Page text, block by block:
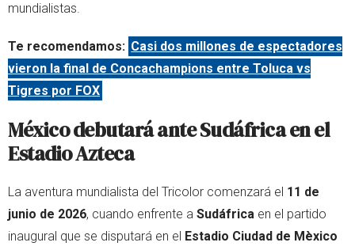
mundialistas.
Te recomendamos: Casi dos millones de espectadores
vieron la final de Concachampions entre Toluca vs
Tigres por FOX
México debutará ante Sudáfrica en el
Estadio Azteca
La aventura mundialista del Tricolor comenzará el 11 de
junio de 2026, cuando enfrente a Sudáfrica en el partido
inaugural que se disputará en el Estadio Ciudad de Mèxico